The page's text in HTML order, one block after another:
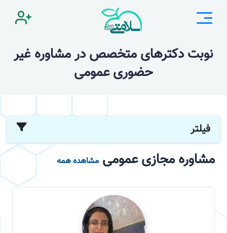
نوبت دکترهای متخصص در مشاوره غیر
حضوری عمومی
فیلتر
مشاوره مجازی عمومی مشاهده همه